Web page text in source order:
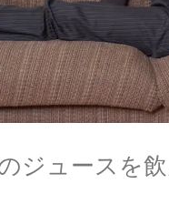
ジュースを